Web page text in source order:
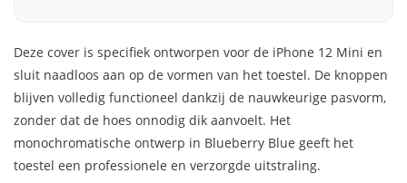
Deze cover is specifiek ontworpen voor de iPhone 12 Mini en
sluit naadloos aan op de vormen van het toestel. De knoppen
blijven volledig functioneel dankzij de nauwkeurige pasvorm,
zonder dat de hoes onnodig dik aanvoelt. Het
monochromatische ontwerp in Blueberry Blue geeft het
toestel een professionele en verzorgde uitstraling.